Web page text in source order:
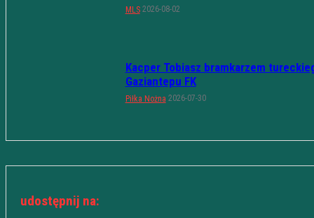
MLS 2026-08-02
Kacper Tobiasz bramkarzem
Gaziantepu FK
Piłka Nożna 2026-07-30
udostępnij na: